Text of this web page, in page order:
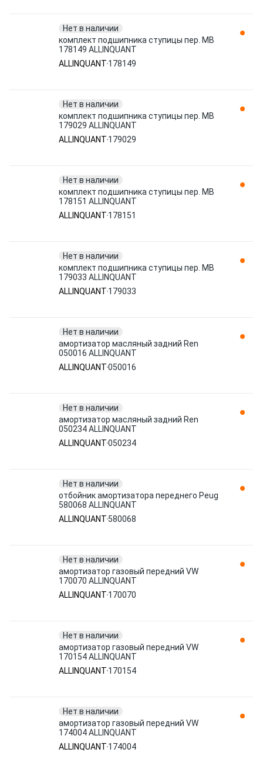
Нет в наличии
комплект подшипника ступицы пер. MB
178149 ALLINQUANT
ALLINQUANT 178149
Нет в наличии
комплект подшипника ступицы пер. MB
179029 ALLINQUANT
ALLINQUANT 179029
Нет в наличии
комплект подшипника ступицы пер. MB
178151 ALLINQUANT
ALLINQUANT 178151
Нет в наличии
комплект подшипника ступицы пер. MB
179033 ALLINQUANT
ALLINQUANT 179033
Нет в наличии
амортизатор масляный задний Ren
050016 ALLINQUANT
ALLINQUANT050016
Нет в наличии
амортизатор масляный задний Ren
050234 ALLINQUANT
ALLINQUANT050234
Нет в наличии
отбойник амортизатора переднего Peug
580068 ALLINQUANT
ALLINQUANT 580068
Нет в наличии
амортизатор газовый передний VW
170070 ALLINQUANT
ALLINQUANT 170070
Нет в наличии
амортизатор газовый передний VW
170154 ALLINQUANT
ALLINQUANT 170154
Нет в наличии
амортизатор газовый передний VW
174004 ALLINQUANT
ALLINQUANT 174004